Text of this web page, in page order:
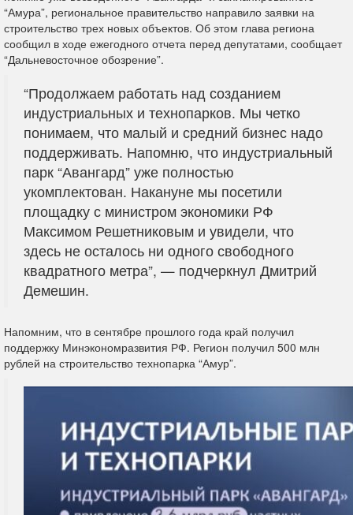
“Амура”, региональное правительство направило заявки на
строительство трех новых объектов. Об этом глава региона
сообщил в ходе ежегодного отчета перед депутатами, сообщает
“Дальневосточное обозрение”.
“Продолжаем работать над созданием
индустриальных и технопарков. Мы четко
понимаем, что малый и средний бизнес надо
поддерживать. Напомню, что индустриальный
парк “Авангард” уже полностью
укомплектован. Накануне мы посетили
площадку с министром экономики РФ
Максимом Решетниковым и увидели, что
здесь не осталось ни одного свободного
квадратного метра”, — подчеркнул Дмитрий
Демешин.
Напомним, что в сентябре прошлого года край получил
поддержку Минэкономразвития РФ. Регион получил 500 млн
рублей на строительство технопарка “Амур”.